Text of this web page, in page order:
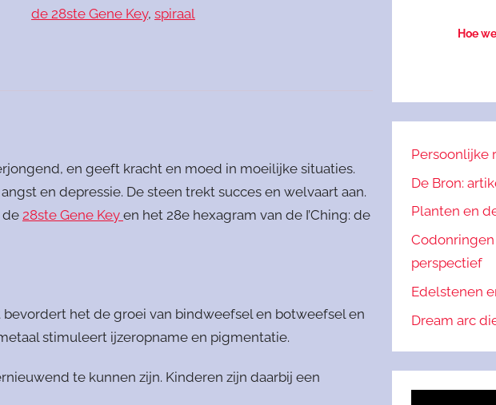
de 28ste Gene Key,spiraal
en geeft kracht en moed in moeilijke situaties.
en depressie. De steen trekt succes en welvaart aan.
de 28ste Gene Key en het 28e hexagram van de I’Ching: de
het de groei van bindweefsel en botweefsel en
stimuleert ijzeropname en pigmentatie.
te kunnen zijn. Kinderen zijn daarbij een
Hoe
Persoonlijke
De Bron:
Planten en
perspectief
Edelstenen
Dream arc